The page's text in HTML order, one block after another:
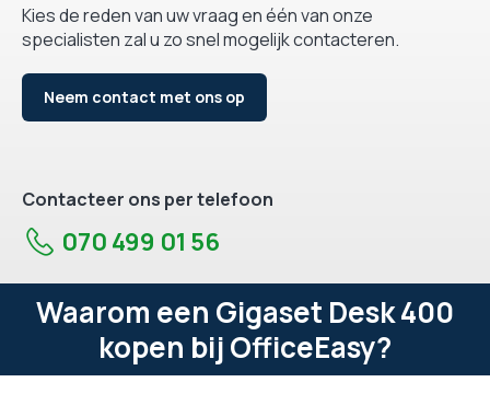
Kies de reden van uw vraag en één van onze
specialisten zal u zo snel mogelijk contacteren.
Neem contact met ons op
Contacteer ons per telefoon
070 499 01 56
Waarom een Gigaset Desk 400
kopen bij OfficeEasy?